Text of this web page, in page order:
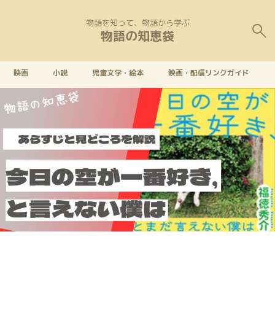
物語を知って、物語から学ぶ
物語の知恵袋
映画 小説 児童文学・絵本 映画・配信リンクガイド